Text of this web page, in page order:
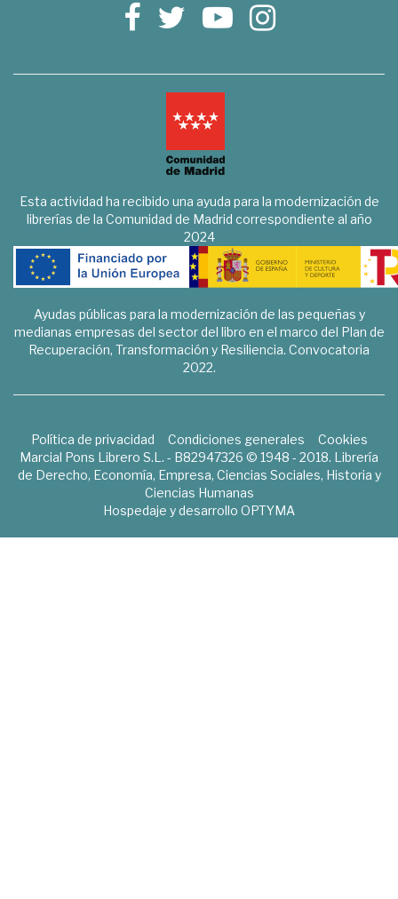
Esta actividad ha recibido una ayuda para la modernización de
librerías de la Comunidad de Madrid correspondiente al año
2024
Ayudas públicas para la modernización de las pequeñas y
medianas empresas del sector del libro en el marco del Plan de
Recuperación, Transformación y Resiliencia. Convocatoria
2022.
Política de privacidad Condiciones generales
Cookies
Marcial Pons Librero S.L. - B82947326 © 1948 - 2018. Librería
de Derecho, Economía, Empresa, Ciencias Sociales, Historia y
Ciencias Humanas
Hospedaje y desarrollo OPTYMA